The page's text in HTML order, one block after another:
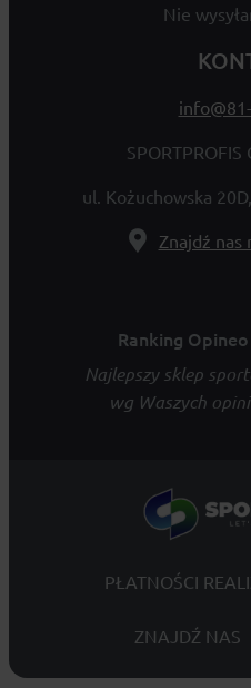
Nie
ul. Kożuchowska
Znajdź nas
Ranking Opineo
Najlepszy sklep
wg Waszych
PŁATNOŚCI
ZNAJDŹ NAS